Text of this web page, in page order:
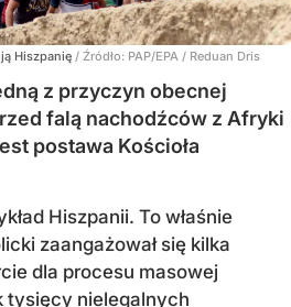
Hiszpanię / Źródło: PAP/EPA / Reduan Dris
z przyczyn obecnej
falą nachodźców z Afryki
postawa Kościoła
Hiszpanii. To właśnie
zaangażował się kilka
dla procesu masowej
tysięcy nielegalnych